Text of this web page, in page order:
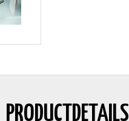
PRODUCTDETAILS